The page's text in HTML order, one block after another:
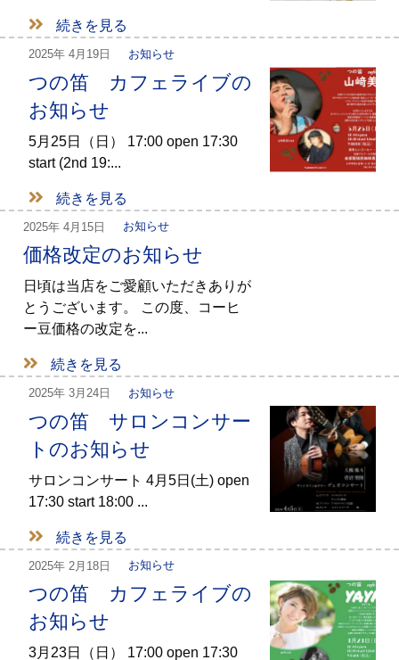
続きを見る
2025年 4月19日 お知らせ
つの笛 カフェライブの
お知らせ
5月25日（日） 17:00 open 17:30
start (2nd 19:...
続きを見る
2025年 4月15日 お知らせ
価格改定のお知らせ
日頃は当店をご愛顧いただきありが
とうございます。 この度、コーヒ
ー豆価格の改定を...
続きを見る
2025年 3月24日 お知らせ
つの笛 サロンコンサー
トのお知らせ
サロンコンサート 4月5日(土) open
17:30 start 18:00 ...
続きを見る
2025年 2月18日 お知らせ
つの笛 カフェライブの
お知らせ
3月23日（日） 17:00 open 17:30